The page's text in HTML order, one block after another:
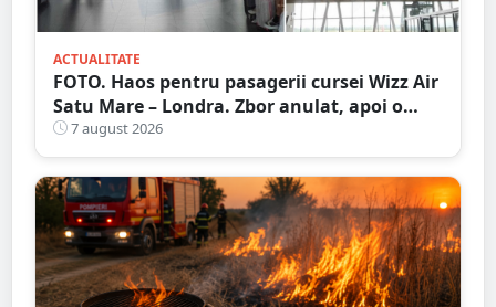
ACTUALITATE
FOTO. Haos pentru pasagerii cursei Wizz Air
Satu Mare – Londra. Zbor anulat, apoi o
nouă întârziere. Fără explicații clare
7 august 2026